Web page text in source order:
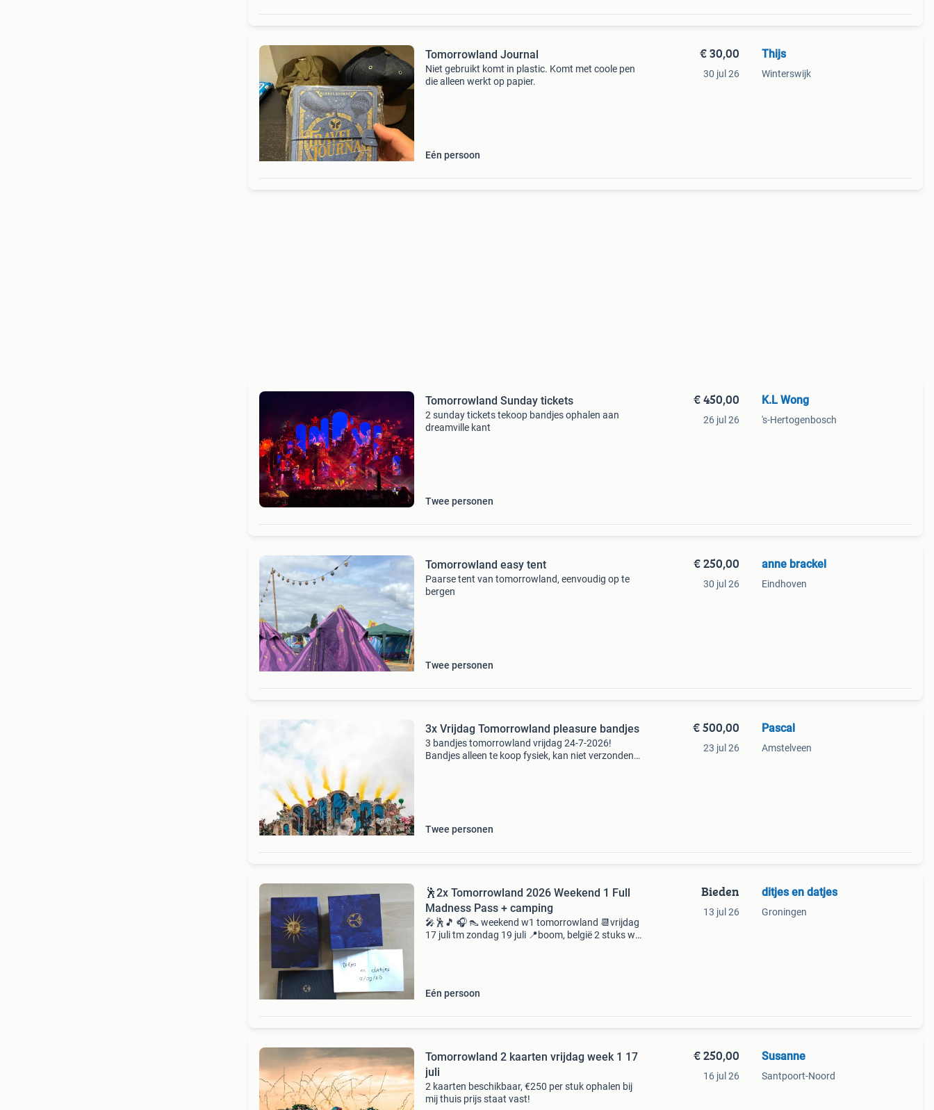
Tomorrowland Journal
Niet gebruikt komt in plastic. Komt met coole pen
die alleen werkt op papier.
Eén persoon
€ 30,00
30 jul 26
Thijs
Winterswijk
Tomorrowland Sunday tickets
2 sunday tickets tekoop bandjes ophalen aan
dreamville kant
Twee personen
€ 450,00
26 jul 26
K.L Wong
's-Hertogenbosch
Tomorrowland easy tent
Paarse tent van tomorrowland, eenvoudig op te
bergen
Twee personen
€ 250,00
30 jul 26
anne brackel
Eindhoven
3x Vrijdag Tomorrowland pleasure bandjes
3 bandjes tomorrowland vrijdag 24-7-2026!
Bandjes alleen te koop fysiek, kan niet verzonden
Twee personen
€ 500,00
23 jul 26
Pascal
Amstelveen
🕺2x Tomorrowland 2026 Weekend 1 Full
Madness Pass + camping
🎤🕺🎵 🎧 👠 weekend w1 tomorrowland 📆vrijdag
17 juli tm zondag 19 juli 📍boom, belgië 2 stuks w1:
Eén persoon
Bieden
13 jul 26
ditjes en datjes
Groningen
Tomorrowland 2 kaarten vrijdag week 1 17
juli
2 kaarten beschikbaar, €250 per stuk ophalen bij
mij thuis prijs staat vast!
€ 250,00
16 jul 26
Susanne
Santpoort-Noord